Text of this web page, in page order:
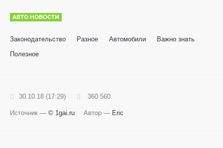
АВТО НОВОСТИ
Законодательство Разное Автомобили
Важно знать
Полезное
30.10.18 (17:29) 360 560
Источник — © 1gai.ru Автор — Eric